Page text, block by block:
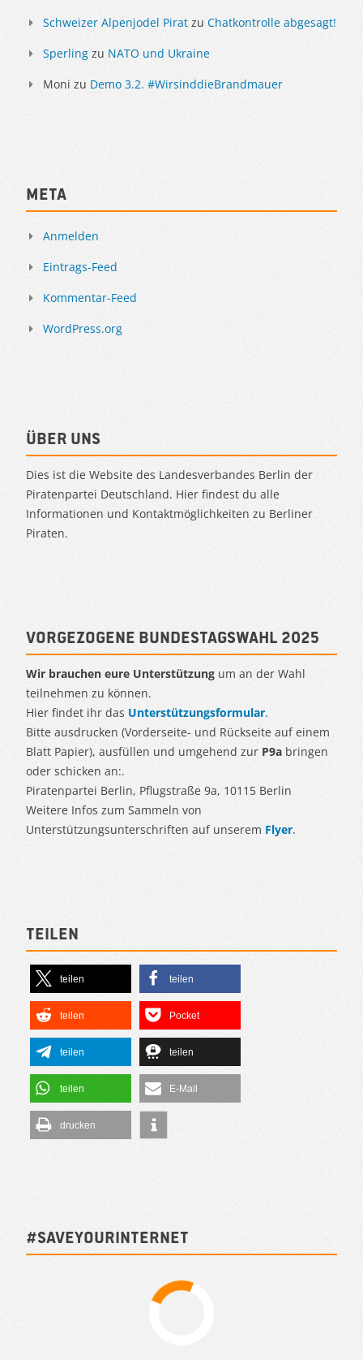
Schweizer Alpenjodel Pirat zu Chatkontrolle abgesagt!
Sperling zu NATO und Ukraine
Moni zu Demo 3.2. #WirsinddieBrandmauer
Meta
Anmelden
Eintrags-Feed
Kommentar-Feed
WordPress.org
Über uns
Dies ist die Website des Landesverbandes Berlin der
Piratenpartei Deutschland. Hier findest du alle
Informationen und Kontaktmöglichkeiten zu Berliner
Piraten.
Vorgezogene Bundestagswahl 2025
Wir brauchen eure Unterstützung um an der Wahl
teilnehmen zu können.
Hier findet ihr das Unterstützungsformular.
Bitte ausdrucken (Vorderseite- und Rückseite auf einem
Blatt Papier), ausfüllen und umgehend zur P9a bringen
oder schicken an:.
Piratenpartei Berlin, Pflugstraße 9a, 10115 Berlin
Weitere Infos zum Sammeln von
Unterstützungsunterschriften auf unserem Flyer.
Teilen
teilen teilen
teilen Pocket
teilen teilen
teilen E-Mail
drucken
#SAVEYOURINTERNET